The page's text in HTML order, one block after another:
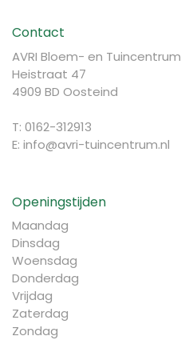
Contact
AVRI Bloem- en Tuincentrum
Heistraat 47
4909 BD Oosteind
T: 0162-312913
E: info@avri-tuincentrum.nl
Openingstijden
Maandag
Dinsdag
Woensdag
Donderdag
Vrijdag
Zaterdag
Zondag